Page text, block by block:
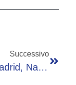
Successivo
Real Madrid, Nadal Sarà Nuovo Presidente? Lui Smentisce